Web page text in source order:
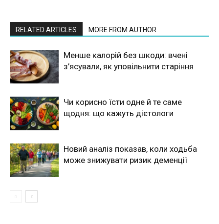
RELATED ARTICLES MORE FROM AUTHOR
Менше калорій без шкоди: вчені
з’ясували, як уповільнити старіння
Чи корисно їсти одне й те саме
щодня: що кажуть дієтологи
Новий аналіз показав, коли ходьба
може знижувати ризик деменції